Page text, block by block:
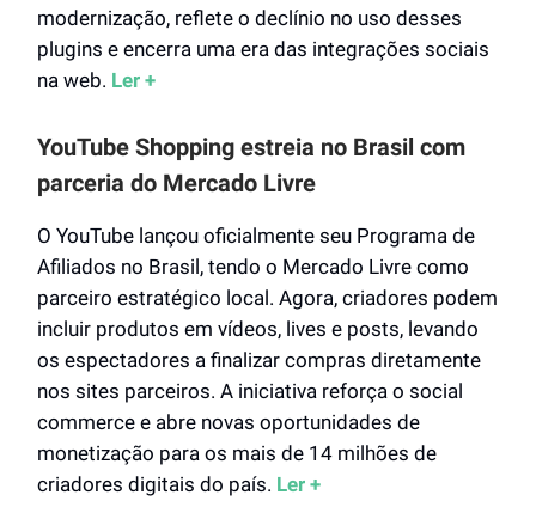
modernização, reflete o declínio no uso desses
plugins e encerra uma era das integrações sociais
na web. Ler +
YouTube Shopping estreia no Brasil com
parceria do Mercado Livre
O YouTube lançou oficialmente seu Programa de
Afiliados no Brasil, tendo o Mercado Livre como
parceiro estratégico local. Agora, criadores podem
incluir produtos em vídeos, lives e posts, levando
os espectadores a finalizar compras diretamente
nos sites parceiros. A iniciativa reforça o social
commerce e abre novas oportunidades de
monetização para os mais de 14 milhões de
criadores digitais do país. Ler +